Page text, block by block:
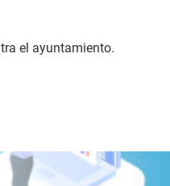
el ayuntamiento.